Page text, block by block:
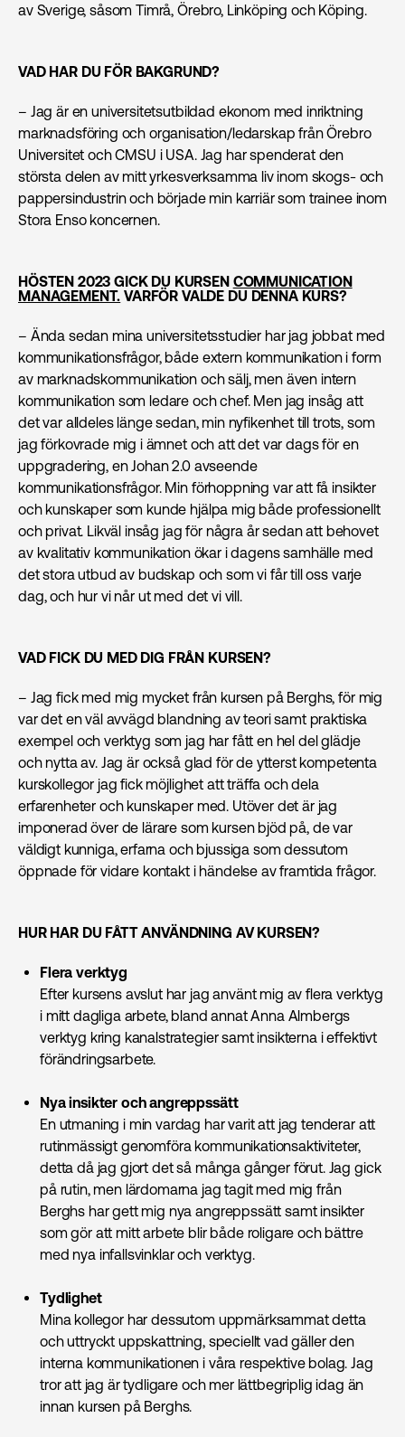
av Sverige, såsom Timrå, Örebro, Linköping och Köping.
VAD HAR DU FÖR BAKGRUND?
– Jag är en universitetsutbildad ekonom med inriktning
marknads­föring och organisation/ledarskap från Örebro
Universitet och CMSU i USA. Jag har spenderat den
största delen av mitt yrkesverksamma liv inom skogs- och
pappersindustrin och började min karriär som trainee inom
Stora Enso koncernen.
HÖSTEN 2023 GICK DU KURSEN COMMUNICATION
MANAGEMENT. VARFÖR VALDE DU DENNA KURS?
– Ända sedan mina universitetsstudier har jag jobbat med
kommunikationsfrågor, både extern kommunikation i form
av marknads­kommunikation och sälj, men även intern
kommunikation som ledare och chef. Men jag insåg att
det var alldeles länge sedan, min nyfikenhet till trots, som
jag förkovrade mig i ämnet och att det var dags för en
uppgradering, en Johan 2.0 avseende
kommunikationsfrågor. Min förhoppning var att få insikter
och kunskaper som kunde hjälpa mig både professionellt
och privat. Likväl insåg jag för några år sedan att behovet
av kvalitativ kommunikation ökar i dagens samhälle med
det stora utbud av budskap och som vi får till oss varje
dag, och hur vi når ut med det vi vill.
VAD FICK DU MED DIG FRÅN KURSEN?
– Jag fick med mig mycket från kursen på Berghs, för mig
var det en väl avvägd blandning av teori samt praktiska
exempel och verktyg som jag har fått en hel del glädje
och nytta av. Jag är också glad för de ytterst kompetenta
kurskollegor jag fick möjlighet att träffa och dela
erfarenheter och kunskaper med. Utöver det är jag
imponerad över de lärare som kursen bjöd på, de var
väldigt kunniga, erfarna och bjussiga som dessutom
öppnade för vidare kontakt i händelse av framtida frågor.
HUR HAR DU FÅTT ANVÄNDNING AV KURSEN?
Flera verktyg
Efter kursens avslut har jag använt mig av flera verktyg
i mitt dagliga arbete, bland annat Anna Almbergs
verktyg kring kanalstrategier samt insikterna i effektivt
förändringsarbete.
Nya insikter och angreppssätt
En utmaning i min vardag har varit att jag tenderar att
rutinmässigt genomföra kommunikationsaktiviteter,
detta då jag gjort det så många gånger förut. Jag gick
på rutin, men lärdomarna jag tagit med mig från
Berghs har gett mig nya angreppssätt samt insikter
som gör att mitt arbete blir både roligare och bättre
med nya infallsvinklar och verktyg.
Tydlighet
Mina kollegor har dessutom uppmärksammat detta
och uttryckt uppskattning, speciellt vad gäller den
interna kommunikationen i våra respektive bolag. Jag
tror att jag är tydligare och mer lättbegriplig idag än
innan kursen på Berghs.